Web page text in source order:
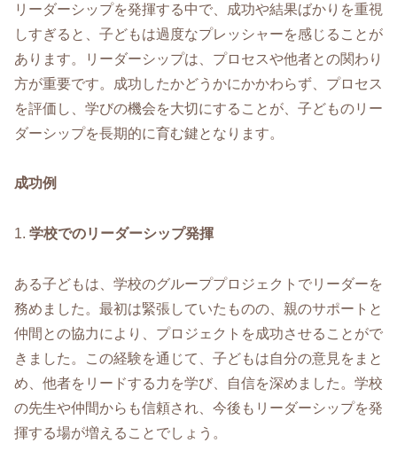
リーダーシップを発揮する中で、成功や結果ばかりを重視
しすぎると、子どもは過度なプレッシャーを感じることが
あります。リーダーシップは、プロセスや他者との関わり
方が重要です。成功したかどうかにかかわらず、プロセス
を評価し、学びの機会を大切にすることが、子どものリー
ダーシップを長期的に育む鍵となります。
成功例
1. 学校でのリーダーシップ発揮
ある子どもは、学校のグループプロジェクトでリーダーを
務めました。最初は緊張していたものの、親のサポートと
仲間との協力により、プロジェクトを成功させることがで
きました。この経験を通じて、子どもは自分の意見をまと
め、他者をリードする力を学び、自信を深めました。学校
の先生や仲間からも信頼され、今後もリーダーシップを発
揮する場が増えることでしょう。